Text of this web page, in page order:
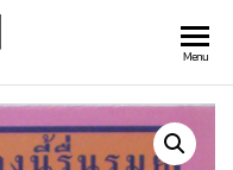
พิมพ์
คมบาง
east
meets
west
Menu